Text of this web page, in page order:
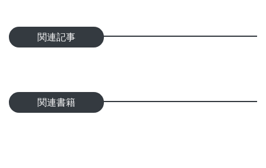
関連記事
関連書籍